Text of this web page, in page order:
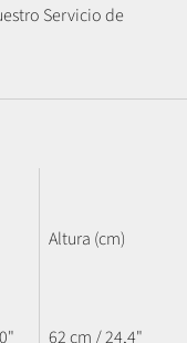
Servicio de
Altura (cm)
62 cm / 24,4"